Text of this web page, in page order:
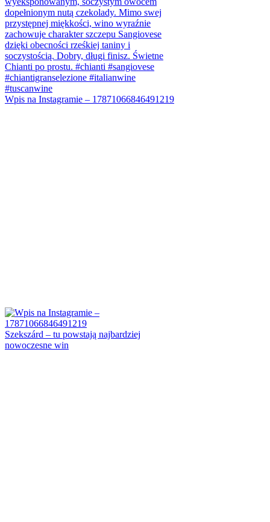
Wpis na Instagramie – 17871066846491219
Szekszárd – tu powstają najbardziej
nowoczesne win